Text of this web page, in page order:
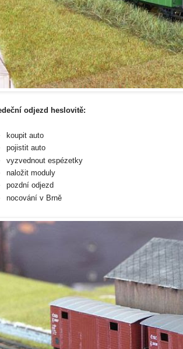
odjezd heslovitě:
koupit auto
pojistit auto
vyzvednout espézetky
naložit moduly
pozdní odjezd
nocování v Brně